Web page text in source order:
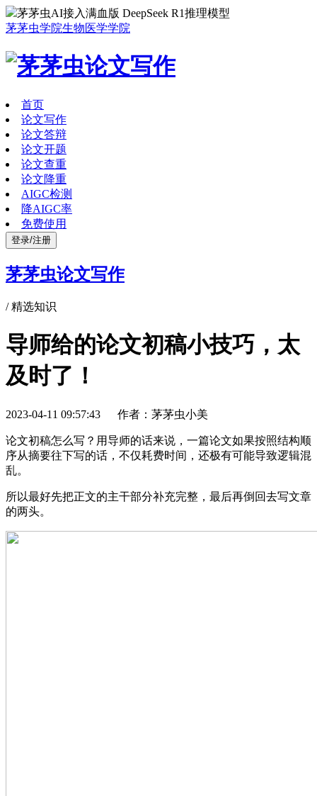
茅茅虫AI接入满血版 DeepSeek R1推理模型
茅茅虫学院生物医学学院
首页
论文写作
论文答辩
论文开题
论文查重
论文降重
AIGC检测
降AIGC率
免费使用
登录/注册
茅茅虫论文写作
/精选知识
导师给的论文初稿小技巧，太
及时了！
2023-04-11 09:57:43 作者：茅茅虫小美
论文初稿怎么写？用导师的话来说，一篇论文如果按照结构顺
序从摘要往下写的话，不仅耗费时间，还极有可能导致逻辑混
乱。
所以最好先把正文的主干部分补充完整，最后再倒回去写文章
的两头。